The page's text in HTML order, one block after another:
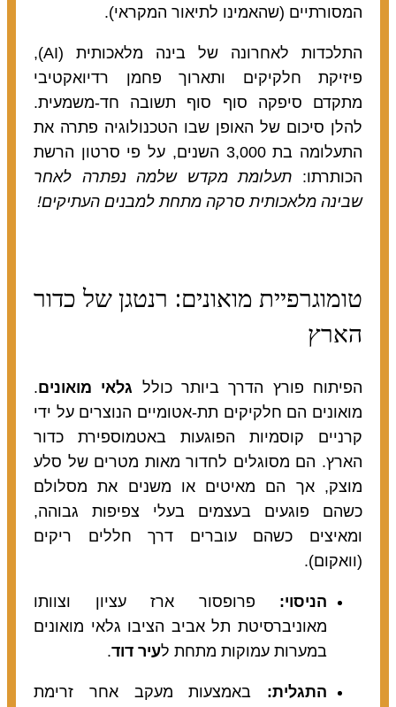
המסורתיים (שהאמינו לתיאור המקראי).
התלכדות לאחרונה של בינה מלאכותית (AI),
פיזיקת חלקיקים ותארוך פחמן רדיואקטיבי
מתקדם סיפקה סוף סוף תשובה חד-משמעית.
להלן סיכום של האופן שבו הטכנולוגיה פתרה את
התעלומה בת 3,000 השנים, על פי סרטון הרשת
הכותרתו:
תעלומת מקדש שלמה נפתרה לאחר
שבינה מלאכותית סרקה מתחת למבנים העתיקים!
טומוגרפיית מואונים: רנטגן של כדור
הארץ
הפיתוח פורץ הדרך ביותר כולל גלאי מואונים.
מואונים הם חלקיקים תת-אטומיים הנוצרים על ידי
קרניים קוסמיות הפוגעות באטמוספירת כדור
הארץ. הם מסוגלים לחדור מאות מטרים של סלע
מוצק, אך הם מאיטים או משנים את מסלולם
כשהם פוגעים בעצמים בעלי צפיפות גבוהה,
ומאיצים כשהם עוברים דרך חללים ריקים
(וואקום).
הניסוי:פרופסור ארז עציון וצוותו
מאוניברסיטת תל אביב הציבו גלאי מואונים
במערות עמוקות מתחת לעיר דוד.
התגלית:באמצעות מעקב אחר זרימת